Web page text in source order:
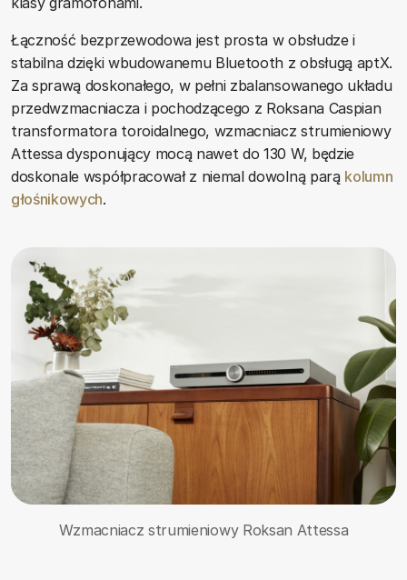
Łączność bezprzewodowa jest prosta w obsłudze i
stabilna dzięki wbudowanemu Bluetooth z obsługą aptX.
Za sprawą doskonałego, w pełni zbalansowanego układu
przedwzmacniacza i pochodzącego z Roksana Caspian
transformatora toroidalnego, wzmacniacz strumieniowy
Attessa dysponujący mocą nawet do 130 W, będzie
doskonale współpracował z niemal dowolną parą kolumn
głośnikowych.
Wzmacniacz strumieniowy Roksan Attessa